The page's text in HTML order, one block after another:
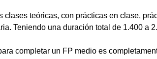
teóricas, con prácticas en clase,
Teniendo una duración total de 1.400 a
completar un FP medio es